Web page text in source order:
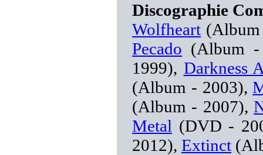
Discographie
Wolfheart
Pecado (Album
1999), Darkness
(Album - 2003),
(Album - 2007),
Metal (DVD -
2012), Extinct